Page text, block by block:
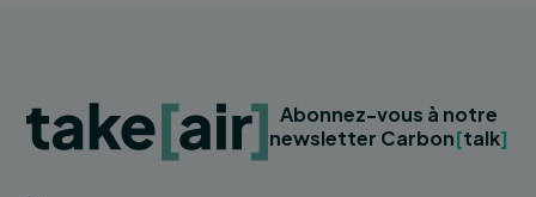
Abonnez-vous à notre
newsletter Carbon[talk]